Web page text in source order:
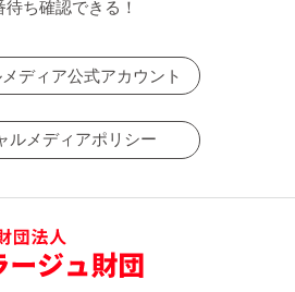
ち確認できる！
ディア公式アカウント
ルメディアポリシー